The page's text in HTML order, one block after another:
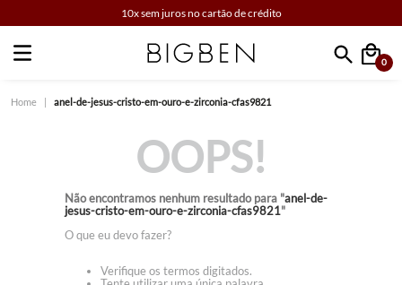
10x sem juros no cartão de crédito
Faça sua busca
0
anel-de-jesus-cristo-em-ouro-e-zirconia-cfas9821
OOPS!
Não encontramos nenhum resultado para "anel-de-
jesus-cristo-em-ouro-e-zirconia-cfas9821"
O que eu devo fazer?
Verifique os termos digitados.